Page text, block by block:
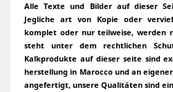
Alle Texte und Bilder auf dieser
Jegliche art von Kopie oder
komplet oder nur teilweise, werden
steht unter dem rechtlichen
Kalkprodukte auf dieser seite sind
herstellung in Marocco und an
angefertigt, unsere Qualitäten sind